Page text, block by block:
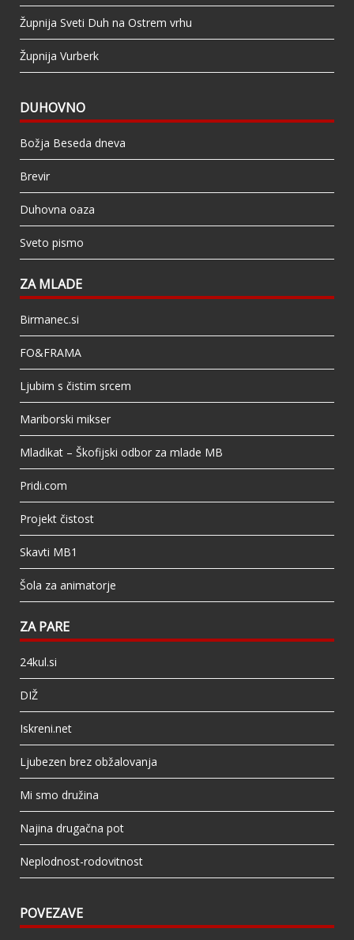
Župnija Sveti Duh na Ostrem vrhu
Župnija Vurberk
DUHOVNO
Božja Beseda dneva
Brevir
Duhovna oaza
Sveto pismo
ZA MLADE
Birmanec.si
FO&FRAMA
Ljubim s čistim srcem
Mariborski mikser
Mladikat – Škofijski odbor za mlade MB
Pridi.com
Projekt čistost
Skavti MB1
Šola za animatorje
ZA PARE
24kul.si
DIŽ
Iskreni.net
Ljubezen brez obžalovanja
Mi smo družina
Najina drugačna pot
Neplodnost-rodovitnost
POVEZAVE